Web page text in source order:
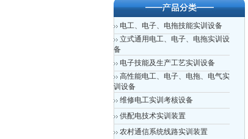
电工、电子、电拖技能实训设备
立式通用电工、电子、电拖实训设
备
电子技能及生产工艺实训设备
高性能电工、电子、电拖、电气实
训设备
维修电工实训考核设备
供配电技术实训装置
农村通信系统线路实训装置